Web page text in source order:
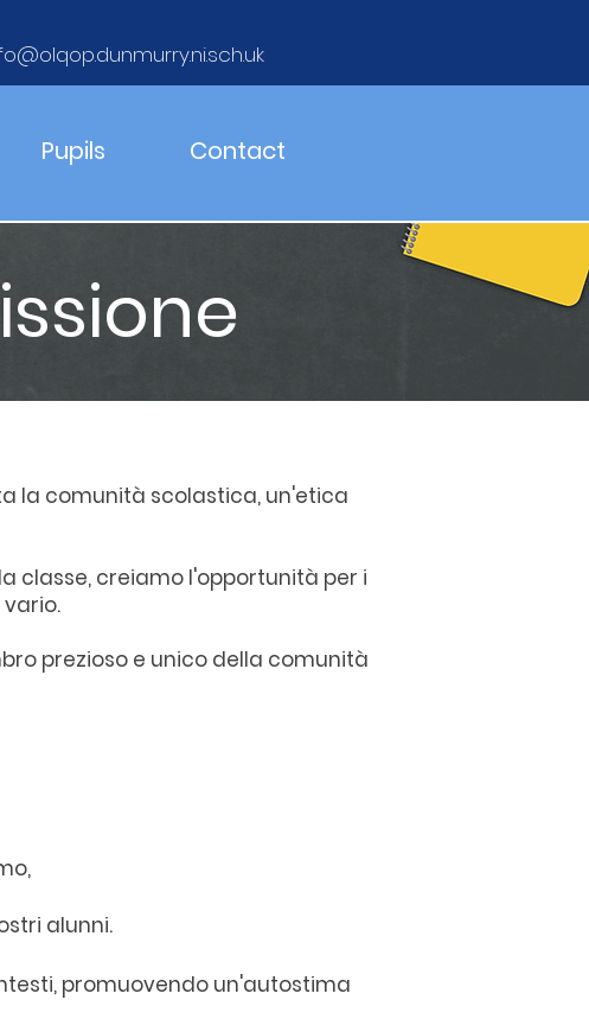
Pupils Contact
la comunità scolastica, un'etica
classe, creiamo l'opportunità per i
prezioso e unico della comunità
alunni.
promuovendo un'autostima